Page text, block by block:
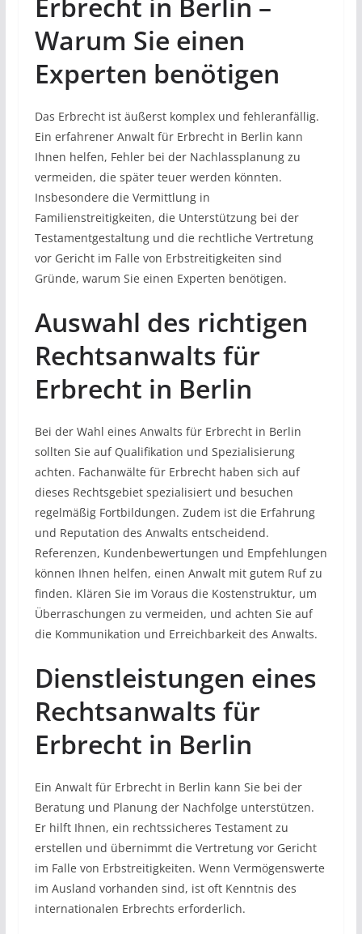
Erbrecht in Berlin –
Warum Sie einen
Experten benötigen
Das Erbrecht ist äußerst komplex und fehleranfällig.
Ein erfahrener Anwalt für Erbrecht in Berlin kann
Ihnen helfen, Fehler bei der Nachlassplanung zu
vermeiden, die später teuer werden könnten.
Insbesondere die Vermittlung in
Familienstreitigkeiten, die Unterstützung bei der
Testamentgestaltung und die rechtliche Vertretung
vor Gericht im Falle von Erbstreitigkeiten sind
Gründe, warum Sie einen Experten benötigen.
Auswahl des richtigen
Rechtsanwalts für
Erbrecht in Berlin
Bei der Wahl eines Anwalts für Erbrecht in Berlin
sollten Sie auf Qualifikation und Spezialisierung
achten. Fachanwälte für Erbrecht haben sich auf
dieses Rechtsgebiet spezialisiert und besuchen
regelmäßig Fortbildungen. Zudem ist die Erfahrung
und Reputation des Anwalts entscheidend.
Referenzen, Kundenbewertungen und Empfehlungen
können Ihnen helfen, einen Anwalt mit gutem Ruf zu
finden. Klären Sie im Voraus die Kostenstruktur, um
Überraschungen zu vermeiden, und achten Sie auf
die Kommunikation und Erreichbarkeit des Anwalts.
Dienstleistungen eines
Rechtsanwalts für
Erbrecht in Berlin
Ein Anwalt für Erbrecht in Berlin kann Sie bei der
Beratung und Planung der Nachfolge unterstützen.
Er hilft Ihnen, ein rechtssicheres Testament zu
erstellen und übernimmt die Vertretung vor Gericht
im Falle von Erbstreitigkeiten. Wenn Vermögenswerte
im Ausland vorhanden sind, ist oft Kenntnis des
internationalen Erbrechts erforderlich.